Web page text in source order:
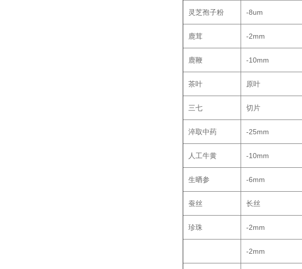
灵芝孢子粉 -8um
鹿茸 -2mm
鹿鞭 -10mm
茶叶 原叶
三七 切片
淬取中药 -25mm
人工牛黄 -10mm
生晒参 -6mm
蚕丝 长丝
珍珠 -2mm
-2mm